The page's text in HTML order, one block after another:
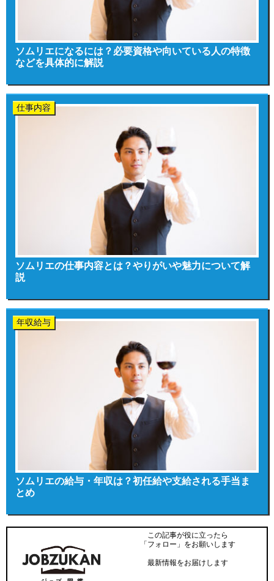
ソムリエになるには？必要資格や向いている人の特徴
などを具体的に解説
仕事内容
ソムリエの仕事内容とは？やりがいや魅力について解
説
年収給与
ソムリエの給与・年収は？初任給や支給される手当ま
とめ
この記事が役に立ったら
「フォロー」をお願いします
最新情報をお届けします